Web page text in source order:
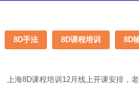
8D手法 8D课程培训 8D
上海8D课程培训12月线上开课安排，